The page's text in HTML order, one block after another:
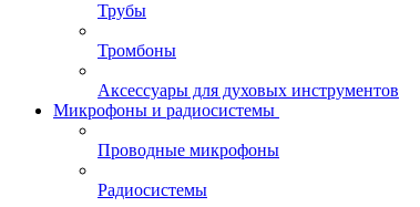
Трубы
Тромбоны
Аксессуары для духовых инструментов
Микрофоны и радиосистемы
Проводные микрофоны
Радиосистемы